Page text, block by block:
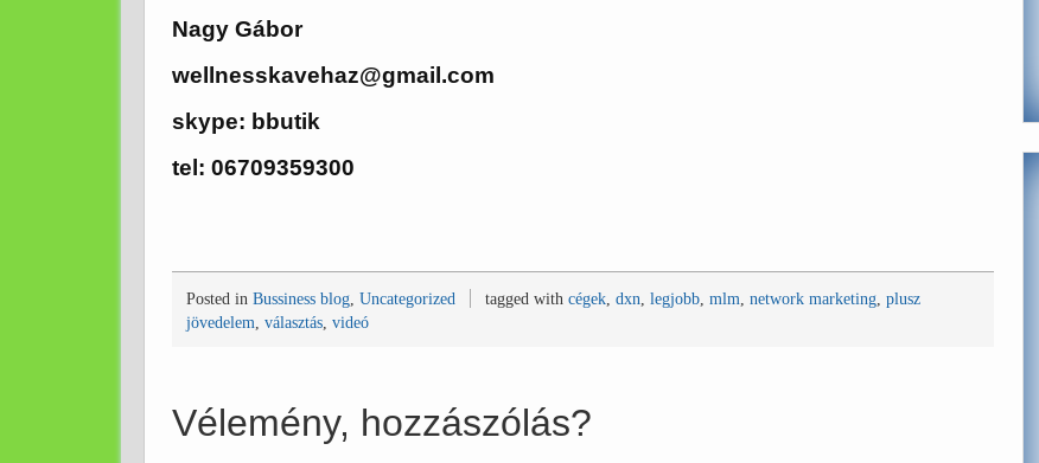
Nagy Gábor
wellnesskavehaz@gmail.com
skype: bbutik
tel: 06709359300
Posted in Bussiness blog, Uncategorized tagged with cégek, dxn legjobb, mlm network marketing, plusz
jövedelem választás, videó
Vélemény, hozzászólás?